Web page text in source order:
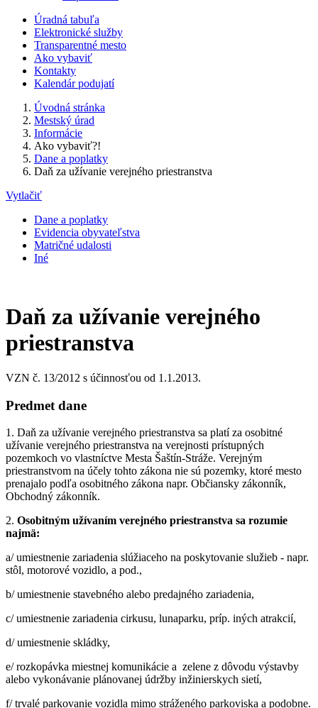
Úradná tabuľa
Elektronické služby
Transparentné mesto
Ako vybaviť
Kontakty
Kalendár podujatí
Úvodná stránka
Mestský úrad
Informácie
Ako vybaviť?!
Dane a poplatky
Daň za užívanie verejného priestranstva
Vytlačiť
Dane a poplatky
Evidencia obyvateľstva
Matričné udalosti
Iné
Daň za užívanie verejného
priestranstva
VZN č. 13/2012 s účinnosťou od 1.1.2013.
Predmet dane
1. Daň za užívanie verejného priestranstva sa platí za osobitné
užívanie verejného priestranstva na verejnosti prístupných
pozemkoch vo vlastníctve Mesta Šaštín-Stráže. Verejným
priestranstvom na účely tohto zákona nie sú pozemky, ktoré mesto
prenajalo podľa osobitného zákona napr. Občiansky zákonník,
Obchodný zákonník.
2. Osobitným užívaním verejného priestranstva sa rozumie
najmä:
a/ umiestnenie zariadenia slúžiaceho na poskytovanie služieb - napr.
stôl, motorové vozidlo, a pod.,
b/ umiestnenie stavebného alebo predajného zariadenia,
c/ umiestnenie zariadenia cirkusu, lunaparku, príp. iných atrakcií,
d/ umiestnenie skládky,
e/ rozkopávka miestnej komunikácie a zelene z dôvodu výstavby
alebo vykonávanie plánovanej údržby inžinierskych sietí,
f/ trvalé parkovanie vozidla mimo stráženého parkoviska a podobne.